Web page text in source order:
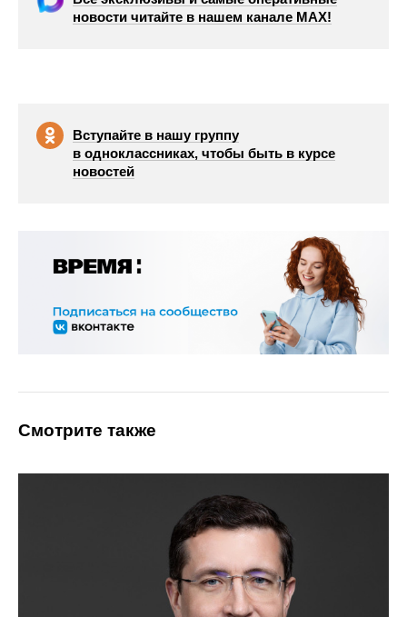
новости читайте в нашем канале МАХ!
Вступайте в нашу группу
в одноклассниках, чтобы быть в курсе
новостей
Смотрите также